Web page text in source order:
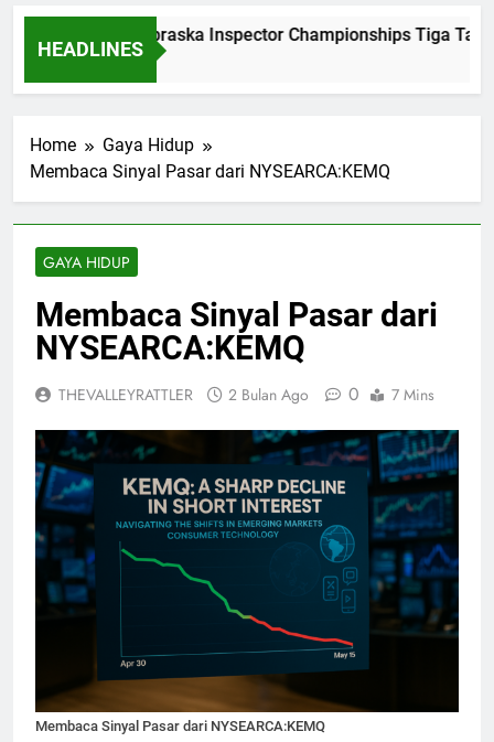
HEADLINES
Dominasi Nebraska Inspector Championships Tiga Tahun
2 Bulan Ago
Home
Gaya Hidup
Membaca Sinyal Pasar dari NYSEARCA:KEMQ
GAYA HIDUP
Membaca Sinyal Pasar dari
NYSEARCA:KEMQ
THEVALLEYRATTLER 2 Bulan Ago 0 7 Mins
Membaca Sinyal Pasar dari NYSEARCA:KEMQ